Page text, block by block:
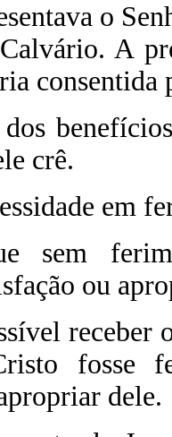
o
A
crê.
em
sem
ou
receber
fosse
dele.